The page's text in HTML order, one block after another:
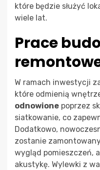
które będzie służyć
wiele lat.
Prace
W ramach inwestycji
które odmienią
odnowione poprzez
siatkowanie, co
Dodatkowo,
zostanie
wygląd pomieszczeń,
akustykę. Wylewki z